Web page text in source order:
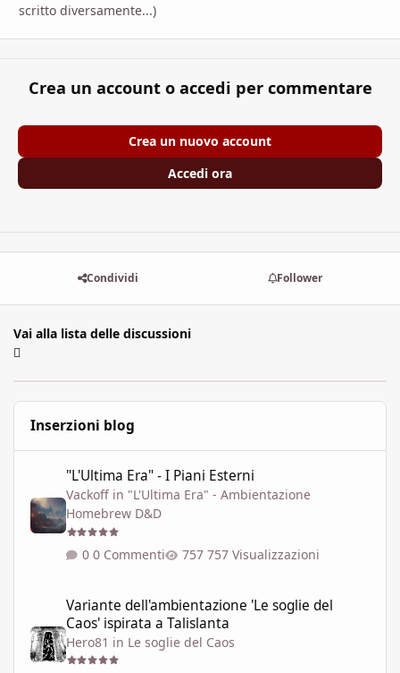
scritto diversamente...)
Crea un account o accedi per commentare
Crea un nuovo account
Accedi ora
Condividi Follower
Vai alla lista delle discussioni
Inserzioni blog
"L'Ultima Era" - I Piani Esterni
Vackoff in "L'Ultima Era" - Ambientazione
Homebrew D&D
0 Commenti 757 Visualizzazioni
Variante dell'ambientazione 'Le soglie del
Caos' ispirata a Talislanta
Hero81 in Le soglie del Caos